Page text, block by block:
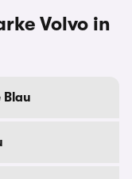
Volvo in
Blau